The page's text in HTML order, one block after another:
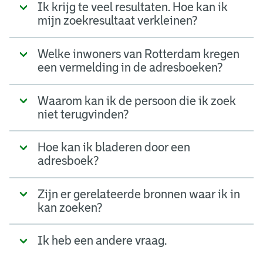
Ik krijg te veel resultaten. Hoe kan ik
mijn zoekresultaat verkleinen?
Welke inwoners van Rotterdam kregen
een vermelding in de adresboeken?
Waarom kan ik de persoon die ik zoek
niet terugvinden?
Hoe kan ik bladeren door een
adresboek?
Zijn er gerelateerde bronnen waar ik in
kan zoeken?
Ik heb een andere vraag.